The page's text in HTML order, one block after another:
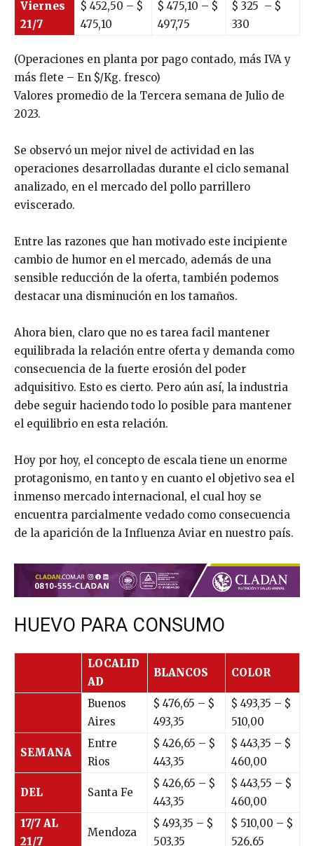
Viernes
21/7
$ 452,50 – $
475,10
$ 475,10 – $
497,75
$ 325 – $
330
(Operaciones en planta por pago contado, más IVA y
más flete – En $/Kg. fresco)
Valores promedio de la Tercera semana de Julio de
2023.
Se observó un mejor nivel de actividad en las
operaciones desarrolladas durante el ciclo semanal
analizado, en el mercado del pollo parrillero
eviscerado.
Entre las razones que han motivado este incipiente
cambio de humor en el mercado, además de una
sensible reducción de la oferta, también podemos
destacar una disminución en los tamaños.
Ahora bien, claro que no es tarea facil mantener
equilibrada la relación entre oferta y demanda como
consecuencia de la fuerte erosión del poder
adquisitivo. Esto es cierto. Pero aún así, la industria
debe seguir haciendo todo lo posible para mantener
el equilibrio en esta relación.
Hoy por hoy, el concepto de escala tiene un enorme
protagonismo, en tanto y en cuanto el objetivo sea el
inmenso mercado internacional, el cual hoy se
encuentra parcialmente vedado como consecuencia
de la aparición de la Influenza Aviar en nuestro país.
HUEVO PARA CONSUMO
LOCALID
AD
BLANCOS COLOR
Buenos
Aires
$ 476,65 – $
493,35
$ 493,35 – $
510,00
SEMANA
Entre
Rios
$ 426,65 – $
443,35
$ 443,35 – $
460,00
DEL Santa Fe
$ 426,65 – $
443,35
$ 443,55 – $
460,00
17/7 AL
21/7
Mendoza
$ 493,35 – $
503,35
$ 510,00 – $
526,65